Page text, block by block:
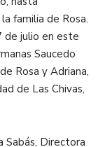
familia de Rosa.
de julio en este
Saucedo
Rosa y Adriana,
de Las Chivas,
Sabás, Directora